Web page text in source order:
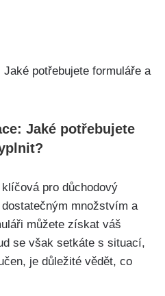
Jaké potřebujete
pro důchodový
množstvím a
můžete získat váš
se však setkáte s situací,
je důležité vědět, co